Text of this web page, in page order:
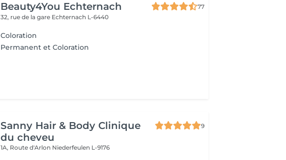
Beauty4You Echternach
77
32, rue de la gare Echternach L-6440
Coloration
Permanent et Coloration
Sanny Hair & Body Clinique
du cheveu
9
1A, Route d'Arlon Niederfeulen L-9176